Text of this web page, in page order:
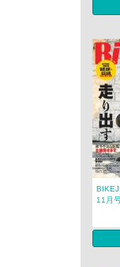
11月